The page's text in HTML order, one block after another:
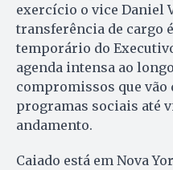
exercício o vice Daniel
transferência de cargo
temporário do
agenda intensa ao
compromissos que vão
programas sociais até
andamento.
Caiado está em Nova